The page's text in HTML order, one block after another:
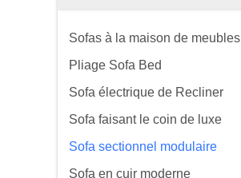
Sofas à la maison de meubles
Pliage Sofa Bed
Sofa électrique de Recliner
Sofa faisant le coin de luxe
Sofa sectionnel modulaire
Sofa en cuir moderne